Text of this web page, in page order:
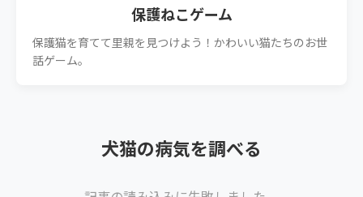
保護ねこゲーム
保護猫を育てて里親を見つけよう！かわいい猫たちのお世
話ゲーム。
犬猫の病気を調べる